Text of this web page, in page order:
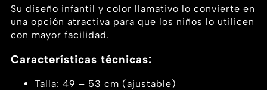
Su diseño infantil y color llamativo lo convierte en
una opción atractiva para que los niños lo utilicen
con mayor facilidad.
Características técnicas:
Talla: 49 – 53 cm (ajustable)